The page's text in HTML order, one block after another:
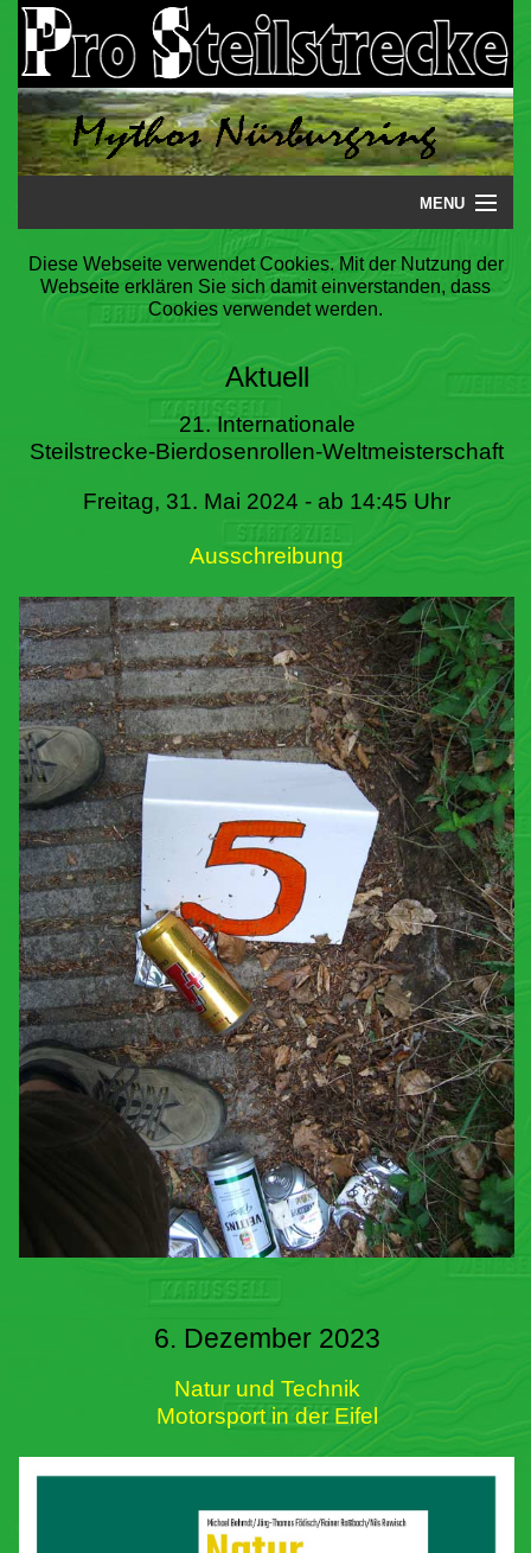
MENU
Startseite
Steilstrecke
Literatur
Termine
Diese Webseite verwendet Cookies. Mit der Nutzung der
Webseite erklären Sie sich damit einverstanden, dass
Cookies verwendet werden.
Aktuell
21. Internationale
Steilstrecke-Bierdosenrollen-Weltmeisterschaft
Freitag, 31. Mai 2024 - ab 14:45 Uhr
Ausschreibung
6. Dezember 2023
Natur und Technik
Motorsport in der Eifel